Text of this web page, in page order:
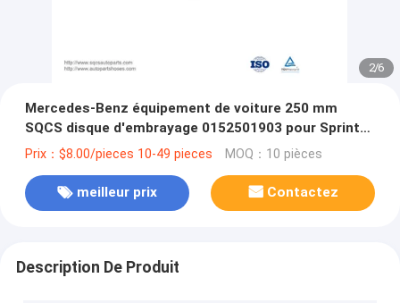
2/6
Mercedes-Benz équipement de voiture 250 mm
SQCS disque d'embrayage 0152501903 pour Sprinter
W901-W904
Prix：$8.00/pieces 10-49 pieces MOQ：10 pièces
meilleur prix Contactez
Description De Produit